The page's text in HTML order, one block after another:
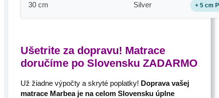
30 cm Silver + 5 cm
Ušetrite za dopravu! Matrace
doručíme po Slovensku ZADARMO
Už žiadne výpočty a skryté poplatky! Doprava vašej
matrace Marbea je na celom Slovensku úplne